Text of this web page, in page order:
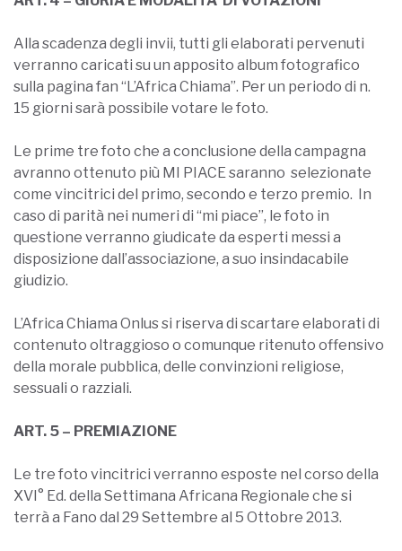
Alla scadenza degli invii, tutti gli elaborati pervenuti
verranno caricati su un apposito album fotografico
sulla pagina fan “L’Africa Chiama”. Per un periodo di n.
15 giorni sarà possibile votare le foto.
Le prime tre foto che a conclusione della campagna
avranno ottenuto più MI PIACE saranno selezionate
come vincitrici del primo, secondo e terzo premio. In
caso di parità nei numeri di “mi piace”, le foto in
questione verranno giudicate da esperti messi a
disposizione dall’associazione, a suo insindacabile
giudizio.
L’Africa Chiama Onlus si riserva di scartare elaborati di
contenuto oltraggioso o comunque ritenuto offensivo
della morale pubblica, delle convinzioni religiose,
sessuali o razziali.
ART. 5 – PREMIAZIONE
Le tre foto vincitrici verranno esposte nel corso della
XVI° Ed. della Settimana Africana Regionale che si
terrà a Fano dal 29 Settembre al 5 Ottobre 2013.